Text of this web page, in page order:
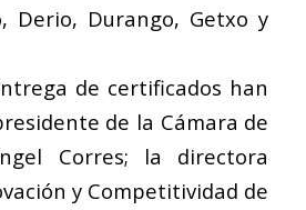
Derio, Durango, Getxo y
de certificados han
de la Cámara de
Corres; la directora
y Competitividad de